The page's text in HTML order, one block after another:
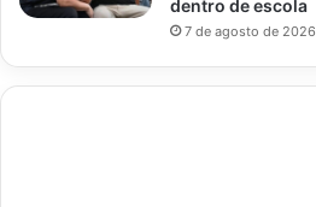
dentro de escola
7 de agosto de 2026